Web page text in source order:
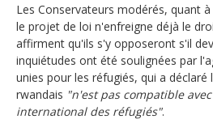
Les Conservateurs modérés, quant
le projet de loi n'enfreigne déjà le
affirment qu'ils s'y opposeront s'il
inquiétudes ont été soulignées par
unies pour les réfugiés, qui a déclaré
rwandais "n'est pas compatible
international des réfugiés".